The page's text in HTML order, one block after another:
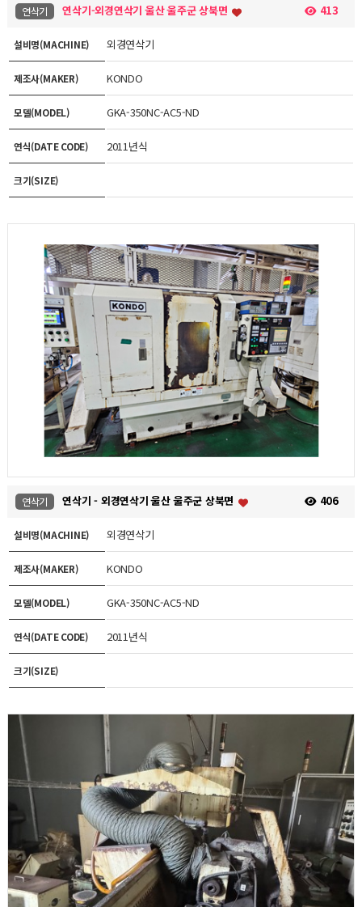
연삭기 연삭기-외경연삭기 울산 울주군 상북면 413
설비명(MACHINE) 외경연삭기
제조사(MAKER) KONDO
모델(MODEL) GKA-350NC-AC5-ND
연식(DATE CODE) 2011년식
크기(SIZE)
연삭기 연삭기 - 외경연삭기 울산 울주군 상북면 406
설비명(MACHINE) 외경연삭기
제조사(MAKER) KONDO
모델(MODEL) GKA-350NC-AC5-ND
연식(DATE CODE) 2011년식
크기(SIZE)